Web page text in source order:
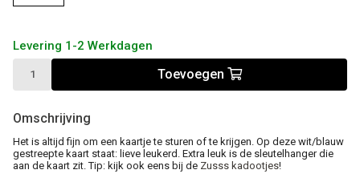
Levering 1-2 Werkdagen
Toevoegen
Omschrijving
Het is altijd fijn om een kaartje te sturen of te krijgen. Op deze wit/blauw
gestreepte kaart staat: lieve leukerd. Extra leuk is de sleutelhanger die
aan de kaart zit. Tip: kijk ook eens bij de Zusss kadootjes!